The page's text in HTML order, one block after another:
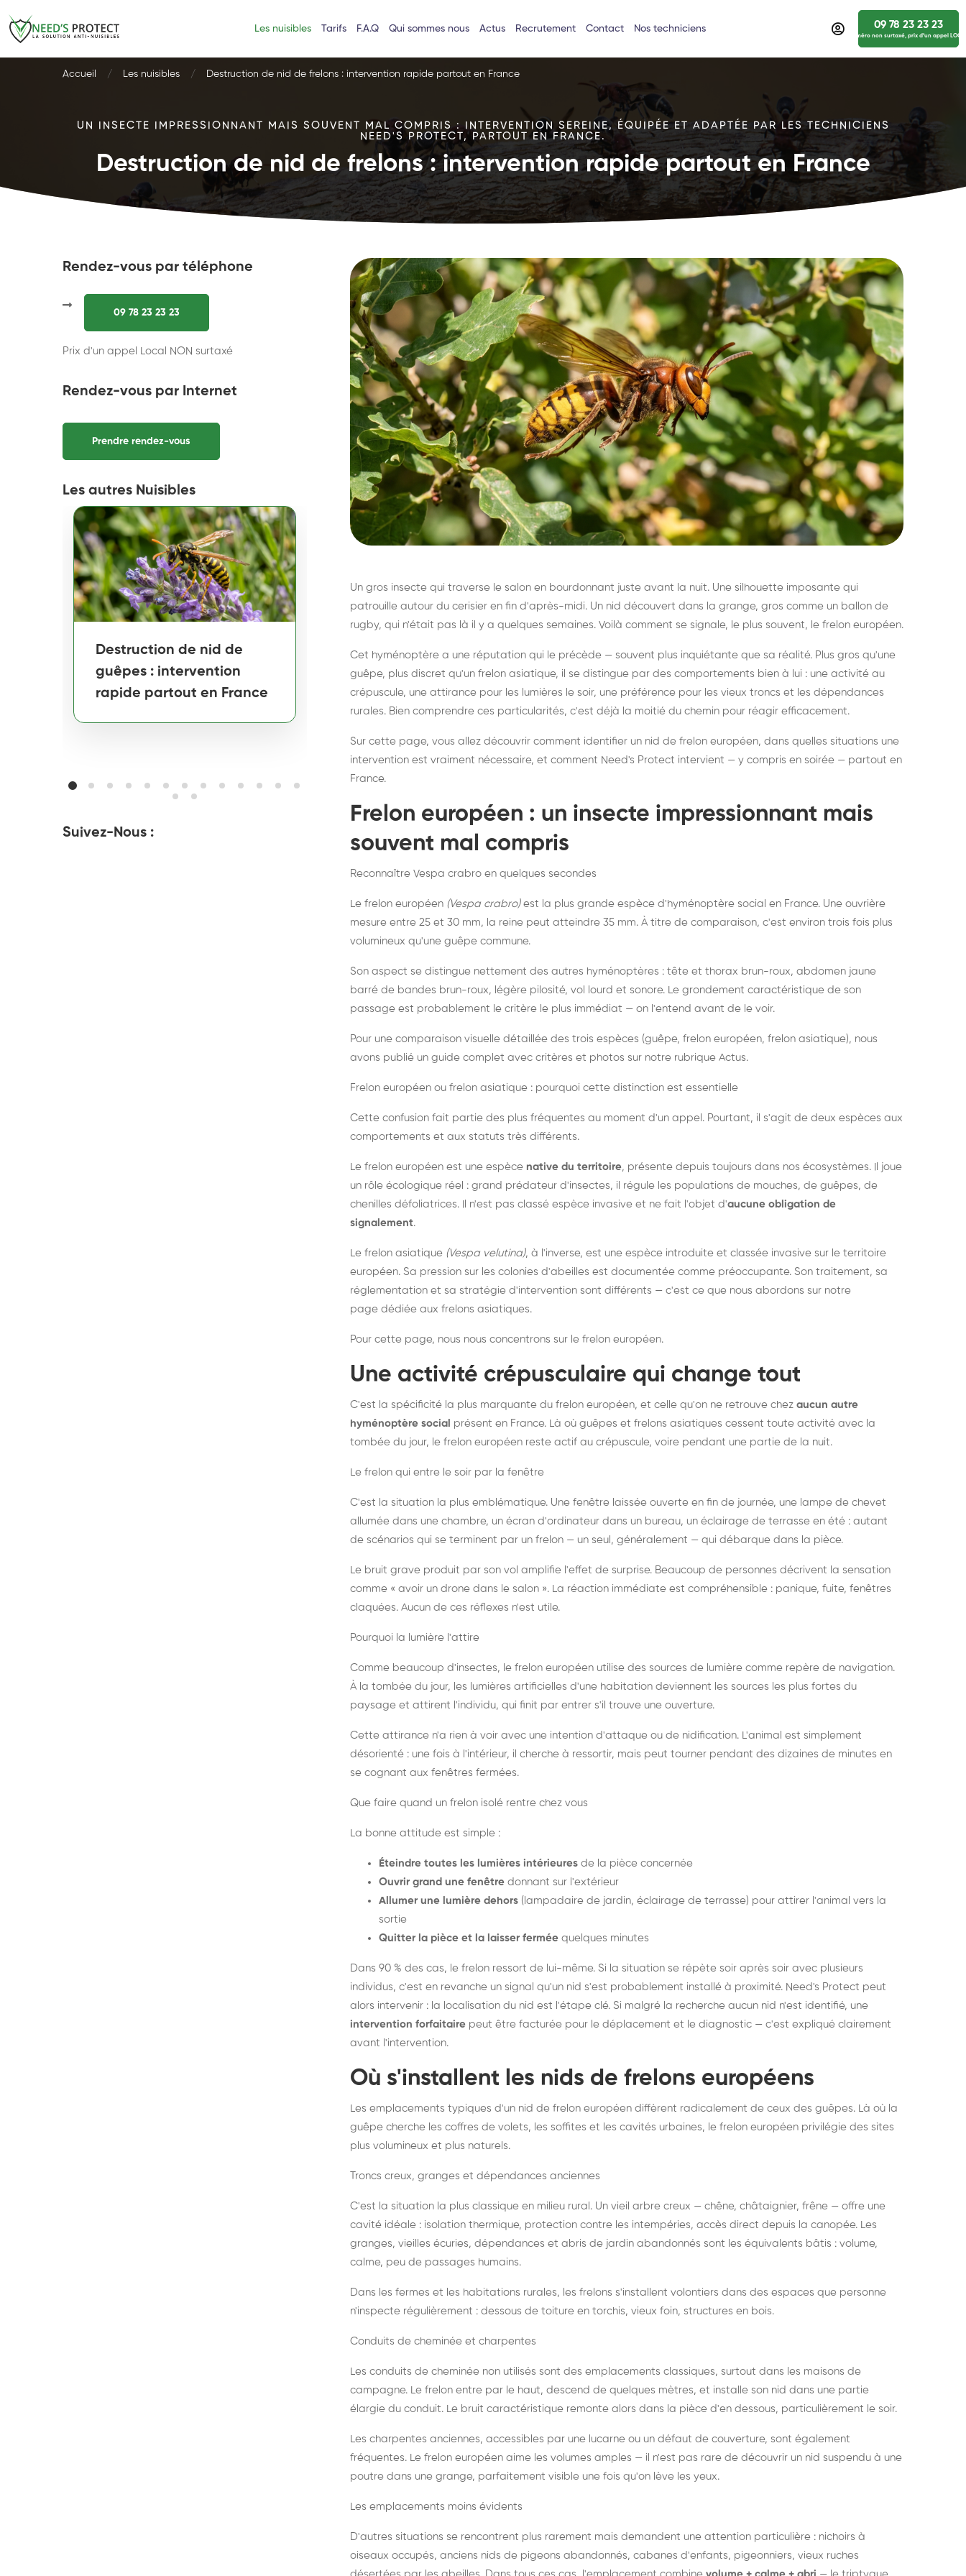
Les nuisibles Tarifs F.A.Q Qui sommes nous Actus Recrutement Contact Nos techniciens 09 78 23 23 23
numéro non surtaxé, prix d’un appel
Accueil Les nuisibles Destruction de nid de frelons : intervention rapide partout en France
UN INSECTE IMPRESSIONNANT MAIS SOUVENT MAL COMPRIS : INTERVENTION SEREINE, ÉQUIPÉE ET ADAPTÉE PAR LES TECHNICIENS
NEED'S PROTECT, PARTOUT EN FRANCE.
Destruction de nid de frelons : intervention rapide partout en France
Rendez-vous par téléphone
09 78 23 23 23
Prix d'un appel Local NON surtaxé
Rendez-vous par Internet
Prendre rendez-vous
Les autres Nuisibles
Destruction de nid de
guêpes : intervention
rapide partout en France
Destruction de nid de
frelons asiatiques :
intervention partout en
France
Dératisation : éliminer
durablement rats et
souris, partout en France
Suivez-Nous :
Un gros insecte qui traverse le salon en bourdonnant juste avant la nuit. Une silhouette imposante qui
patrouille autour du cerisier en fin d'après-midi. Un nid découvert dans la grange, gros comme un ballon de
rugby, qui n'était pas là il y a quelques semaines. Voilà comment se signale, le plus souvent, le frelon européen.
Cet hyménoptère a une réputation qui le précède — souvent plus inquiétante que sa réalité. Plus gros qu'une
guêpe, plus discret qu'un frelon asiatique, il se distingue par des comportements bien à lui : une activité au
crépuscule, une attirance pour les lumières le soir, une préférence pour les vieux troncs et les dépendances
rurales. Bien comprendre ces particularités, c'est déjà la moitié du chemin pour réagir efficacement.
Sur cette page, vous allez découvrir comment identifier un nid de frelon européen, dans quelles situations une
intervention est vraiment nécessaire, et comment Need's Protect intervient — y compris en soirée — partout en
France.
Frelon européen : un insecte impressionnant mais
souvent mal compris
Reconnaître Vespa crabro en quelques secondes
Le frelon européen (Vespa crabro)est la plus grande espèce d'hyménoptère social en France. Une ouvrière
mesure entre 25 et 30 mm, la reine peut atteindre 35 mm. À titre de comparaison, c'est environ trois fois plus
volumineux qu'une guêpe commune.
Son aspect se distingue nettement des autres hyménoptères : tête et thorax brun-roux, abdomen jaune
barré de bandes brun-roux, légère pilosité, vol lourd et sonore. Le grondement caractéristique de son
passage est probablement le critère le plus immédiat — on l'entend avant de le voir.
Pour une comparaison visuelle détaillée des trois espèces (guêpe, frelon européen, frelon asiatique), nous
avons publié un guide complet avec critères et photos sur notre rubrique Actus.
Frelon européen ou frelon asiatique : pourquoi cette distinction est essentielle
Cette confusion fait partie des plus fréquentes au moment d'un appel. Pourtant, il s'agit de deux espèces aux
comportements et aux statuts très différents.
Le frelon européen est une espèce native du territoire, présente depuis toujours dans nos écosystèmes. Il joue
un rôle écologique réel : grand prédateur d'insectes, il régule les populations de mouches, de guêpes, de
chenilles défoliatrices. Il n'est pas classé espèce invasive et ne fait l'objet d'aucune obligation de
signalement.
Le frelon asiatique (Vespa velutina), à l'inverse, est une espèce introduite et classée invasive sur le territoire
européen. Sa pression sur les colonies d'abeilles est documentée comme préoccupante. Son traitement, sa
réglementation et sa stratégie d'intervention sont différents — c'est ce que nous abordons sur notre
page dédiée aux frelons asiatiques.
Pour cette page, nous nous concentrons sur le frelon européen.
Une activité crépusculaire qui change tout
C'est la spécificité la plus marquante du frelon européen, et celle qu'on ne retrouve chez aucun autre
hyménoptère social présent en France. Là où guêpes et frelons asiatiques cessent toute activité avec la
tombée du jour, le frelon européen reste actif au crépuscule, voire pendant une partie de la nuit.
Le frelon qui entre le soir par la fenêtre
C'est la situation la plus emblématique. Une fenêtre laissée ouverte en fin de journée, une lampe de chevet
allumée dans une chambre, un écran d'ordinateur dans un bureau, un éclairage de terrasse en été : autant
de scénarios qui se terminent par un frelon — un seul, généralement — qui débarque dans la pièce.
Le bruit grave produit par son vol amplifie l'effet de surprise. Beaucoup de personnes décrivent la sensation
comme « avoir un drone dans le salon ». La réaction immédiate est compréhensible : panique, fuite, fenêtres
claquées. Aucun de ces réflexes n'est utile.
Pourquoi la lumière l'attire
Comme beaucoup d'insectes, le frelon européen utilise des sources de lumière comme repère de navigation.
À la tombée du jour, les lumières artificielles d'une habitation deviennent les sources les plus fortes du
paysage et attirent l'individu, qui finit par entrer s'il trouve une ouverture.
Cette attirance n'a rien à voir avec une intention d'attaque ou de nidification. L'animal est simplement
désorienté : une fois à l'intérieur, il cherche à ressortir, mais peut tourner pendant des dizaines de minutes en
se cognant aux fenêtres fermées.
Que faire quand un frelon isolé rentre chez vous
La bonne attitude est simple :
Éteindre toutes les lumières intérieures de la pièce concernée
Ouvrir grand une fenêtre donnant sur l'extérieur
Allumer une lumière dehors (lampadaire de jardin, éclairage de terrasse) pour attirer l'animal vers la
sortie
Quitter la pièce et la laisser fermée quelques minutes
Dans 90 % des cas, le frelon ressort de lui-même. Si la situation se répète soir après soir avec plusieurs
individus, c'est en revanche un signal qu'un nid s'est probablement installé à proximité. Need's Protect peut
alors intervenir : la localisation du nid est l'étape clé. Si malgré la recherche aucun nid n'est identifié, une
intervention forfaitaire peut être facturée pour le déplacement et le diagnostic — c'est expliqué clairement
avant l'intervention.
Où s'installent les nids de frelons européens
Les emplacements typiques d'un nid de frelon européen diffèrent radicalement de ceux des guêpes. Là où la
guêpe cherche les coffres de volets, les soffites et les cavités urbaines, le frelon européen privilégie des sites
plus volumineux et plus naturels.
Troncs creux, granges et dépendances anciennes
C'est la situation la plus classique en milieu rural. Un vieil arbre creux — chêne, châtaignier, frêne — offre une
cavité idéale : isolation thermique, protection contre les intempéries, accès direct depuis la canopée. Les
granges, vieilles écuries, dépendances et abris de jardin abandonnés sont les équivalents bâtis : volume,
calme, peu de passages humains.
Dans les fermes et les habitations rurales, les frelons s'installent volontiers dans des espaces que personne
n'inspecte régulièrement : dessous de toiture en torchis, vieux foin, structures en bois.
Conduits de cheminée et charpentes
Les conduits de cheminée non utilisés sont des emplacements classiques, surtout dans les maisons de
campagne. Le frelon entre par le haut, descend de quelques mètres, et installe son nid dans une partie
élargie du conduit. Le bruit caractéristique remonte alors dans la pièce d'en dessous, particulièrement le soir.
Les charpentes anciennes, accessibles par une lucarne ou un défaut de couverture, sont également
fréquentes. Le frelon européen aime les volumes amples — il n'est pas rare de découvrir un nid suspendu à une
poutre dans une grange, parfaitement visible une fois qu'on lève les yeux.
Les emplacements moins évidents
D'autres situations se rencontrent plus rarement mais demandent une attention particulière : nichoirs à
oiseaux occupés, anciens nids de pigeons abandonnés, cabanes d'enfants, pigeonniers, vieux ruches